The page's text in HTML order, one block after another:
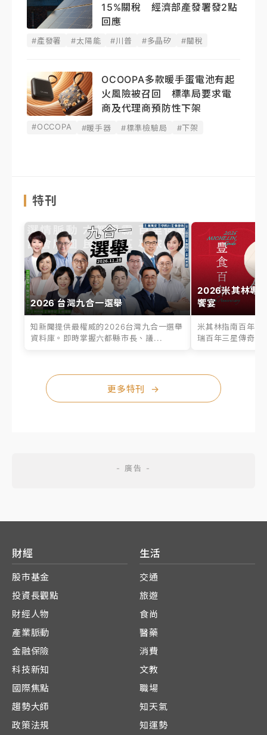
15%關稅 經濟部產發署發2點
回應
#產發署 #太陽能 #川普 #多晶矽 #關稅
OCOOPA多款暖手蛋電池有起
火風險被召回 標準局要求電
商及代理商預防性下架
#OCCOPA #暖手器 #標準檢驗局 #下架
特刊
2026 台灣九合一選舉
知新聞提供最權威的2026台灣九合一選舉
資料庫。即時掌握六都縣市長、議...
2026米其林專
饗宴
米其林指南百年之
瑞百年三星傳奇、
更多特刊 →
財經
股市基金
投資長觀點
財經人物
產業脈動
金融保險
科技新知
國際焦點
趨勢大師
政策法規
生活
交通
旅遊
食尚
醫藥
消費
文教
職場
知天氣
知運勢